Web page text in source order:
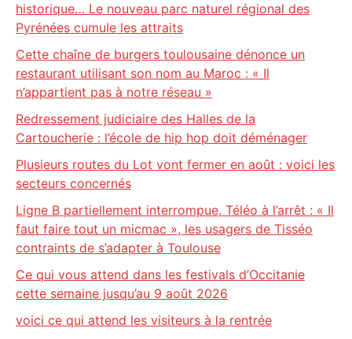
historique… Le nouveau parc naturel régional des
Pyrénées cumule les attraits
Cette chaîne de burgers toulousaine dénonce un
restaurant utilisant son nom au Maroc : « Il
n’appartient pas à notre réseau »
Redressement judiciaire des Halles de la
Cartoucherie : l’école de hip hop doit déménager
Plusieurs routes du Lot vont fermer en août : voici les
secteurs concernés
Ligne B partiellement interrompue, Téléo à l’arrêt : « Il
faut faire tout un micmac », les usagers de Tisséo
contraints de s’adapter à Toulouse
Ce qui vous attend dans les festivals d’Occitanie
cette semaine jusqu’au 9 août 2026
voici ce qui attend les visiteurs à la rentrée